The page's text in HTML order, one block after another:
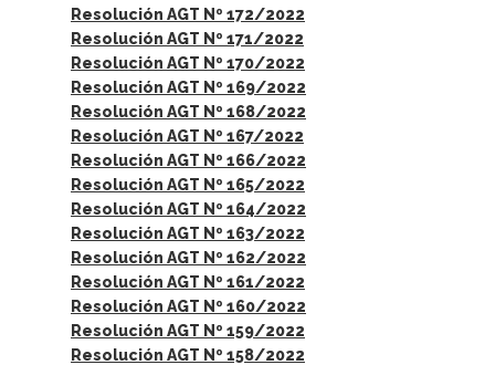
Resolución AGT Nº 172/2022
Resolución AGT Nº 171/2022
Resolución AGT Nº 170/2022
Resolución AGT Nº 169/2022
Resolución AGT Nº 168/2022
Resolución AGT Nº 167/2022
Resolución AGT Nº 166/2022
Resolución AGT Nº 165/2022
Resolución AGT Nº 164/2022
Resolución AGT Nº 163/2022
Resolución AGT Nº 162/2022
Resolución AGT Nº 161/2022
Resolución AGT Nº 160/2022
Resolución AGT Nº 159/2022
Resolución AGT Nº 158/2022